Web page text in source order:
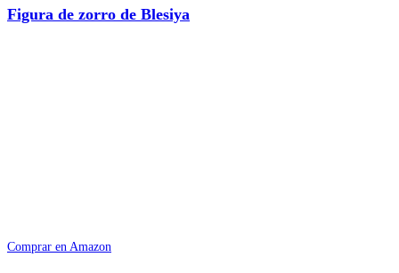
Figura de zorro de Blesiya
Comprar en Amazon